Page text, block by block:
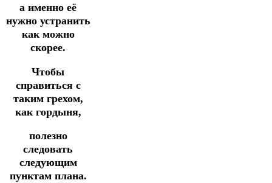
а именно её
нужно устранить
как можно
скорее.
Чтобы
справиться с
таким грехом,
как гордыня,
полезно
следовать
следующим
пунктам плана.